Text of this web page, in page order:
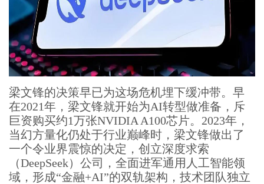
梁文锋的决策早已为这场危机埋下缓冲带。早
在2021年，梁文锋就开始为AI转型做准备，斥
巨资购买约1万张NVIDIA A100芯片。2023年，
当幻方量化仍处于行业巅峰时，梁文锋做出了
一个令业界震惊的决定，创立深度求索
（DeepSeek）公司，全面进军通用人工智能领
域，形成“金融+AI”的双轨架构，技术团队独立